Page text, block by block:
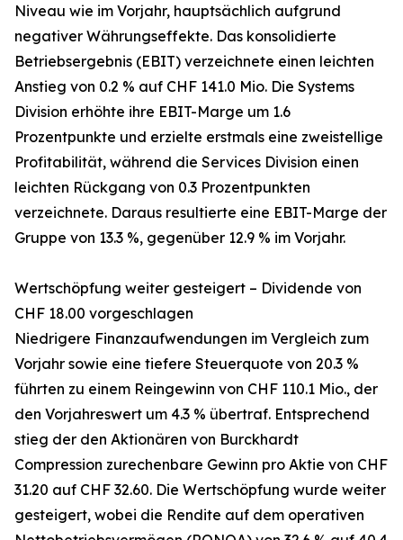
Niveau wie im Vorjahr, hauptsächlich aufgrund
negativer Währungseffekte. Das konsolidierte
Betriebsergebnis (EBIT) verzeichnete einen leichten
Anstieg von 0.2 % auf CHF 141.0 Mio. Die Systems
Division erhöhte ihre EBIT-Marge um 1.6
Prozentpunkte und erzielte erstmals eine zweistellige
Profitabilität, während die Services Division einen
leichten Rückgang von 0.3 Prozentpunkten
verzeichnete. Daraus resultierte eine EBIT-Marge der
Gruppe von 13.3 %, gegenüber 12.9 % im Vorjahr.
Wertschöpfung weiter gesteigert – Dividende von
CHF 18.00 vorgeschlagen
Niedrigere Finanzaufwendungen im Vergleich zum
Vorjahr sowie eine tiefere Steuerquote von 20.3 %
führten zu einem Reingewinn von CHF 110.1 Mio., der
den Vorjahreswert um 4.3 % übertraf. Entsprechend
stieg der den Aktionären von Burckhardt
Compression zurechenbare Gewinn pro Aktie von CHF
31.20 auf CHF 32.60. Die Wertschöpfung wurde weiter
gesteigert, wobei die Rendite auf dem operativen